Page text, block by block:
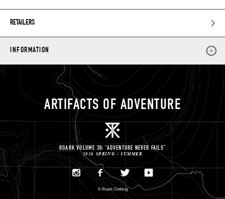
RETAILERS
INFORMATION
ARTIFACTS OF ADVENTURE
ROARK VOLUME 30: “ADVENTURE NEVER FAILS”
2026 SPRING / SUMMER
©Roark Clothing